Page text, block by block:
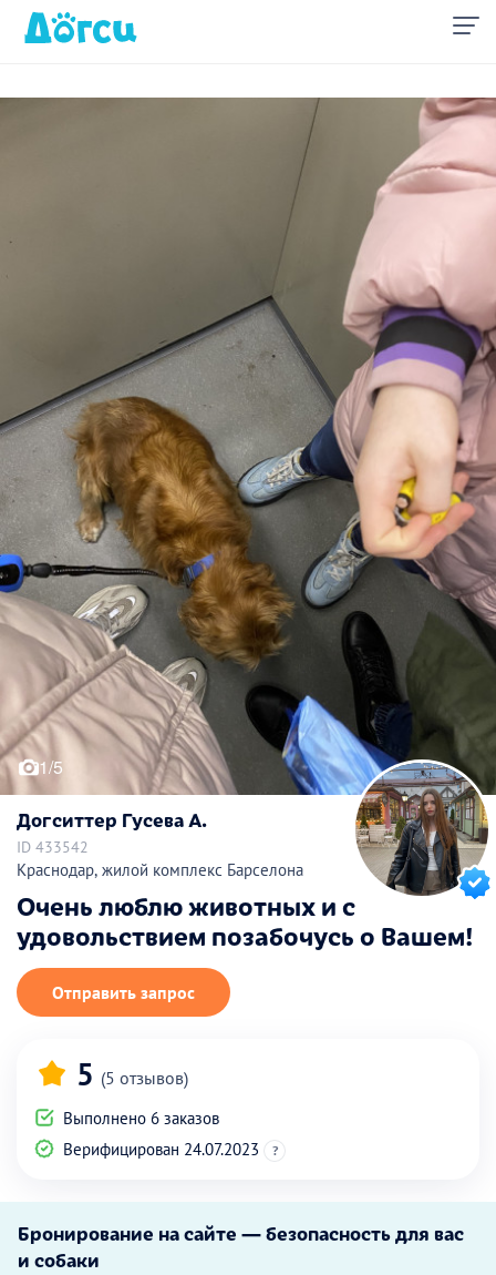
1/5
Догситтер Гусева А.
ID 433542
Краснодар, жилой комплекс Барселона
Очень люблю животных и с
удовольствием позабочусь о Вашем!
Отправить запрос
5 (5 отзывов)
Выполнено 6 заказов
Верифицирован 24.07.2023
?
Бронирование на сайте — безопасность для вас
и собаки